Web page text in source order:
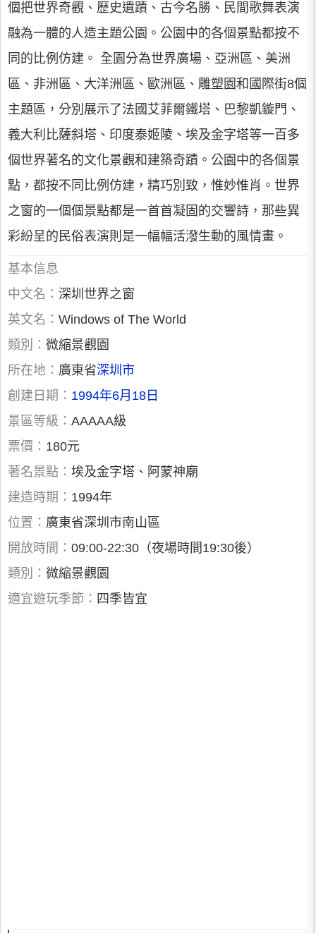
個把世界奇觀、歷史遺蹟、古今名勝、民間歌舞表演
融為一體的人造主題公園。公園中的各個景點都按不
同的比例仿建。 全園分為世界廣場、亞洲區、美洲
區、非洲區、大洋洲區、歐洲區、雕塑園和國際街8個
主題區，分別展示了法國艾菲爾鐵塔、巴黎凱鏇門、
義大利比薩斜塔、印度泰姬陵、埃及金字塔等一百多
個世界著名的文化景觀和建築奇蹟。公園中的各個景
點，都按不同比例仿建，精巧別致，惟妙惟肖。世界
之窗的一個個景點都是一首首凝固的交響詩，那些異
彩紛呈的民俗表演則是一幅幅活潑生動的風情畫。
基本信息
中文名： 深圳世界之窗
英文名： Windows of The World
類別： 微縮景觀園
所在地： 廣東省深圳市
創建日期： 1994年6月18日
景區等級： AAAAA級
票價： 180元
著名景點： 埃及金字塔、阿蒙神廟
建造時期： 1994年
位置： 廣東省深圳市南山區
開放時間： 09:00-22:30（夜場時間19:30後）
類別： 微縮景觀園
適宜遊玩季節： 四季皆宜